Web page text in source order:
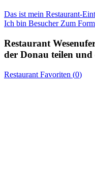
Das ist mein Restaurant-
Ich bin BesucherZum
Restaurant
der Donau teilen und
Restaurant Favoriten (0)